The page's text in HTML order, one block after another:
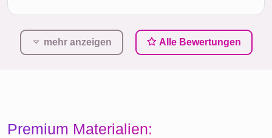
mehr anzeigen Alle Bewertungen
Premium Materialien: